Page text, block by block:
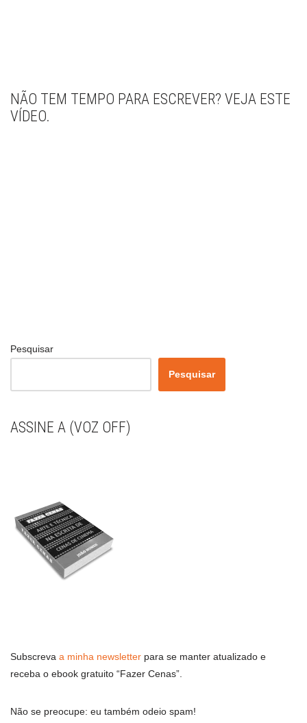
NÃO TEM TEMPO PARA ESCREVER? VEJA ESTE
VÍDEO.
Pesquisar
Pesquisar
ASSINE A (VOZ OFF)
Subscreva a minha newsletter para se manter atualizado e
receba o ebook gratuito “Fazer Cenas”.
Não se preocupe: eu também odeio spam!